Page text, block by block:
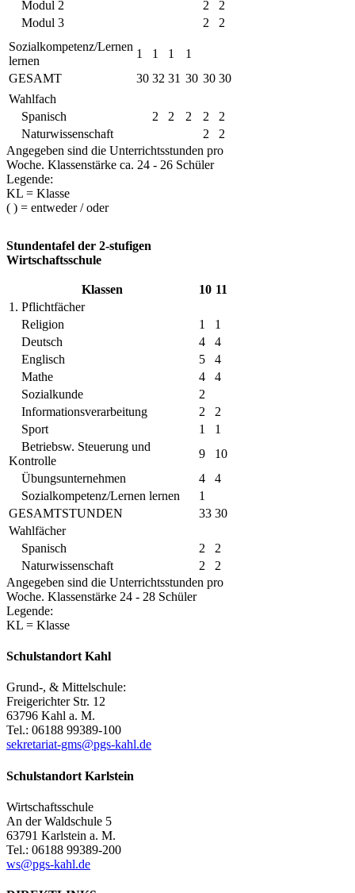
Modul 2 2
2
Modul 3
2
2
Sozialkompetenz/Lernen
lernen
1 1 1
1
GESAMT
30 32 31 30 30 30
Wahlfach
Spanisch
2 2 2 2
2
Naturwissenschaft
2
2
Angegeben sind die Unterrichtsstunden pro
Woche. Klassenstärke ca. 24 - 26 Schüler
Legende:
KL = Klasse
( ) = entweder / oder
Stundentafel der 2-stufigen
Wirtschaftsschule
Klassen 10 11
1. Pflichtfächer
Religion
1
1
Deutsch
4
4
Englisch
5
4
Mathe
4
4
Sozialkunde
2
Informationsverarbeitung
2
2
Sport
1
1
Betriebsw. Steuerung und
Kontrolle
9
10
Übungsunternehmen
4
4
Sozialkompetenz/Lernen lernen
1
GESAMTSTUNDEN
33 30
Wahlfächer
Spanisch
2
2
Naturwissenschaft
2
2
Angegeben sind die Unterrichtsstunden pro
Woche. Klassenstärke 24 - 28 Schüler
Legende:
KL = Klasse
Schulstandort Kahl
Grund-, & Mittelschule:
Freigerichter Str. 12
63796 Kahl a. M.
Tel.: 06188 99389-100
sekretariat-gms@pgs-kahl.de
Schulstandort Karlstein
Wirtschaftsschule
An der Waldschule 5
63791 Karlstein a. M.
Tel.: 06188 99389-200
ws@pgs-kahl.de